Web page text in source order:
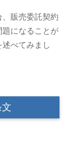
販売委託契約
題になることが
べてみまし